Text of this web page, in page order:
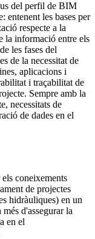
del perfil de BIM
entenent les bases per
respecte a la
la informació entre els
les fases del
de la necessitat de
aplicacions i
i traçabilitat de
Sempre amb la
necessitats de
de dades en el
coneixements
de projectes
hidràuliques) en un
d'assegurar la
en el